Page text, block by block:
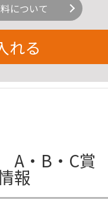
について
れる
・B・C賞
報